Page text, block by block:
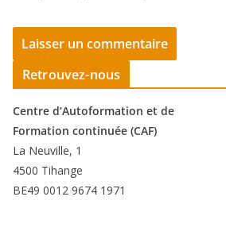
Retrouvez-nous
Centre d’Autoformation et de
Formation continuée (CAF)
La Neuville, 1
4500 Tihange
BE49 0012 9674 1971